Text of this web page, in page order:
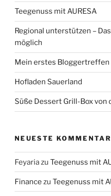
Teegenuss mit AURESA
Regional unterstützen –
möglich
Mein erstes Bloggertreffen
Hofladen Sauerland
Süße Dessert Grill-Box
NEUESTE
Feyariazu Teegenuss mit
Finance zu Teegenuss mit